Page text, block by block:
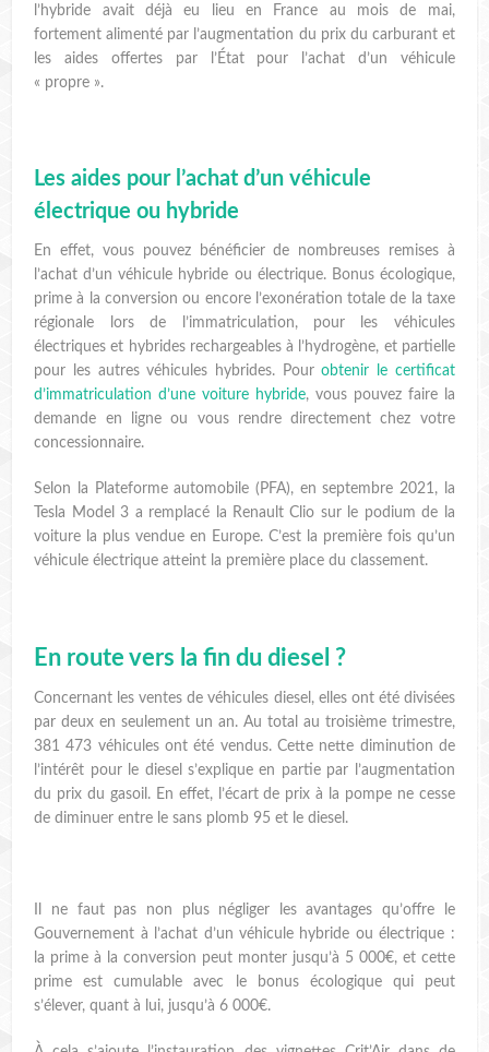
l’hybride avait déjà eu lieu en France au mois de mai,
fortement alimenté par l’augmentation du prix du carburant et
les aides offertes par l’État pour l’achat d’un véhicule
« propre ».
Les aides pour l’achat d’un véhicule
électrique ou hybride
En effet, vous pouvez bénéficier de nombreuses remises à
l’achat d’un véhicule hybride ou électrique. Bonus écologique,
prime à la conversion ou encore l’exonération totale de la taxe
régionale lors de l’immatriculation, pour les véhicules
électriques et hybrides rechargeables à l’hydrogène, et partielle
pour les autres véhicules hybrides. Pourobtenir le certificat
d’immatriculation d’une voiture hybride, vous pouvez faire la
demande en ligne ou vous rendre directement chez votre
concessionnaire.
Selon la Plateforme automobile (PFA), en septembre 2021, la
Tesla Model 3 a remplacé la Renault Clio sur le podium de la
voiture la plus vendue en Europe. C’est la première fois qu’un
véhicule électrique atteint la première place du classement.
En route vers la fin du diesel ?
Concernant les ventes de véhicules diesel, elles ont été divisées
par deux en seulement un an. Au total au troisième trimestre,
381 473 véhicules ont été vendus. Cette nette diminution de
l’intérêt pour le diesel s’explique en partie par l’augmentation
du prix du gasoil. En effet, l’écart de prix à la pompe ne cesse
de diminuer entre le sans plomb 95 et le diesel.
Il ne faut pas non plus négliger les avantages qu’offre le
Gouvernement à l’achat d’un véhicule hybride ou électrique :
la prime à la conversion peut monter jusqu’à 5 000€, et cette
prime est cumulable avec le bonus écologique qui peut
s’élever, quant à lui, jusqu’à 6 000€.